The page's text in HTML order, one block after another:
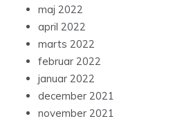
maj 2022
april 2022
marts 2022
februar 2022
januar 2022
december 2021
november 2021